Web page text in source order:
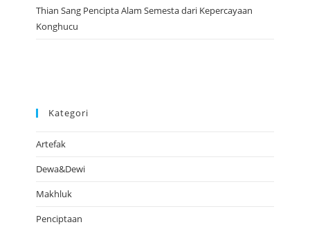
Thian Sang Pencipta Alam Semesta dari Kepercayaan
Konghucu
Kategori
Artefak
Dewa&Dewi
Makhluk
Penciptaan